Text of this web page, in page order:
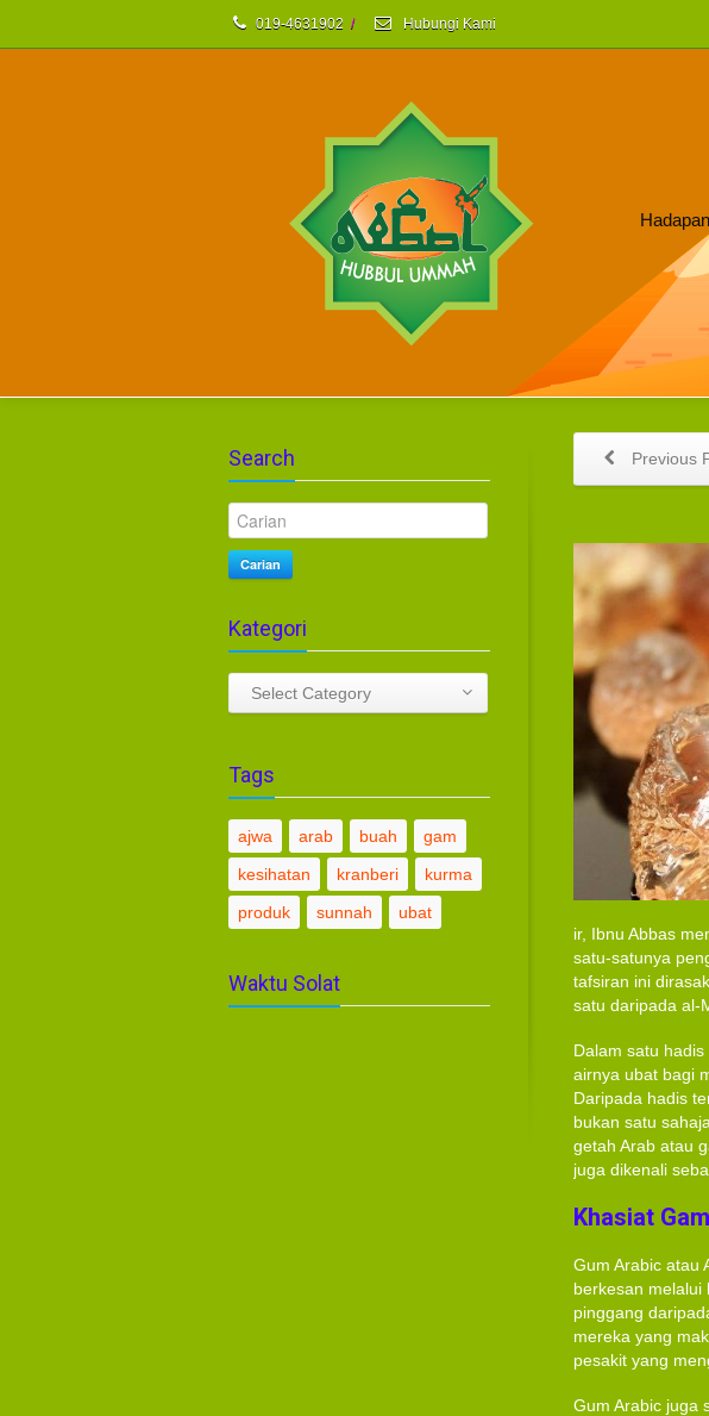
019-4631902 / Hubungi Kami
Hadapan
Previous
ir, Ibnu Abbas
satu-satunya
tafsiran ini
satu daripada al-
Dalam satu
airnya ubat bagi
Daripada hadis
bukan satu
getah Arab atau
juga dikenali
Khasiat
Gum Arabic atau
berkesan melalui
pinggang
mereka yang
pesakit yang
Gum Arabic juga
Search
Carian
Kategori
Kategori
Select Category
Tags
ajwa arab buah
gam
kesihatan
kranberi
kurma
produk
sunnah ubat
Waktu Solat